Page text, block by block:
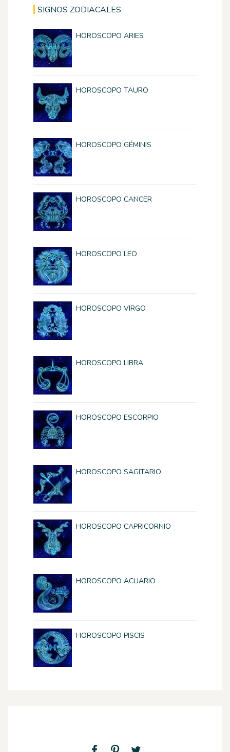
SIGNOS ZODIACALES
HOROSCOPO ARIES
HOROSCOPO TAURO
HOROSCOPO GÉMINIS
HOROSCOPO CANCER
HOROSCOPO LEO
HOROSCOPO VIRGO
HOROSCOPO LIBRA
HOROSCOPO ESCORPIO
HOROSCOPO SAGITARIO
HOROSCOPO CAPRICORNIO
HOROSCOPO ACUARIO
HOROSCOPO PISCIS